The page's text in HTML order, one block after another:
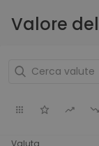
Valore
Valuta